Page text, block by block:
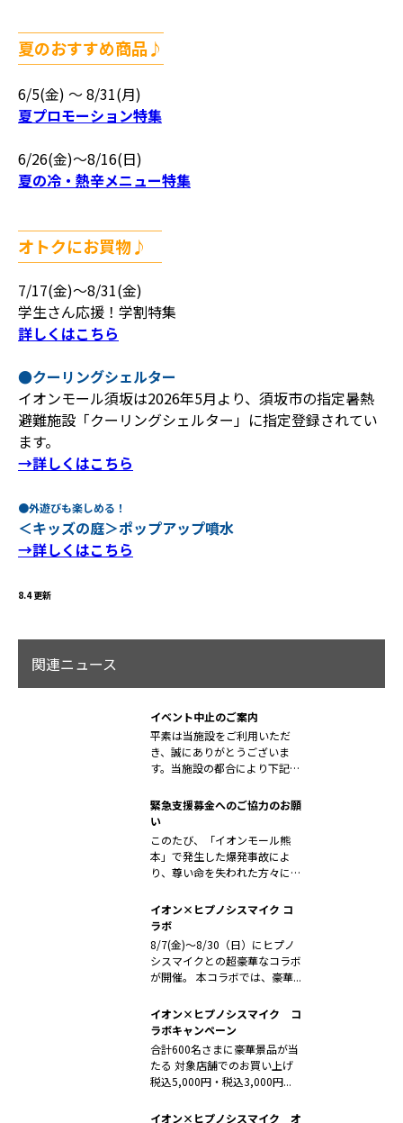
夏のおすすめ商品♪
￣￣￣￣￣￣￣￣￣
6/5(金) 〜 8/31(月)
夏プロモーション特集
6/26(金)～8/16(日)
夏の冷・熱辛メニュー特集
オトクにお買物♪
￣￣￣￣￣￣￣￣￣￣
7/17(金)～8/31(金)
学生さん応援！学割特集
詳しくはこちら
●クーリングシェルター
イオンモール須坂は2026年5月より、須坂市の指定暑熱
避難施設「クーリングシェルター」に指定登録されてい
ます。
→詳しくはこちら
●外遊びも楽しめる！
＜キッズの庭＞ポップアップ噴水
→詳しくはこちら
8.4 更新
関連ニュース
イベント中止のご案内
平素は当施設をご利用いただ
き、誠にありがとうございま
す。当施設の都合により下記イ
緊急支援募金へのご協力のお願
い
このたび、「イオンモール熊
本」で発生した爆発事故によ
り、尊い命を失われた方々に対
イオン×ヒプノシスマイク コ
ラボ
8/7(金)～8/30（日）にヒプノ
シスマイクとの超豪華なコラボ
が開催。 本コラボでは、豪華...
イオン×ヒプノシスマイク コ
ラボキャンペーン
合計600名さまに豪華景品が当
たる 対象店舗でのお買い上げ
税込5,000円・税込3,000円...
イオン×ヒプノシスマイク オ